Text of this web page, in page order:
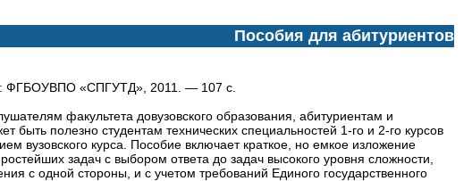
Пособия для абитуриентов
ФГБОУВПО «СПГУТД», 2011. — 107 с.
факультета довузовского образования, абитуриентам и
быть полезно студентам технических специальностей 1-го и 2-го курсов
вузовского курса. Пособие включает краткое, но емкое изложение
задач с выбором ответа до задач высокого уровня сложности,
с одной стороны, и с учетом требований Единого государственного